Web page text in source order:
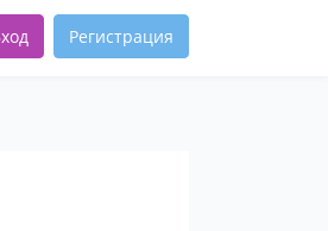
Регистрация